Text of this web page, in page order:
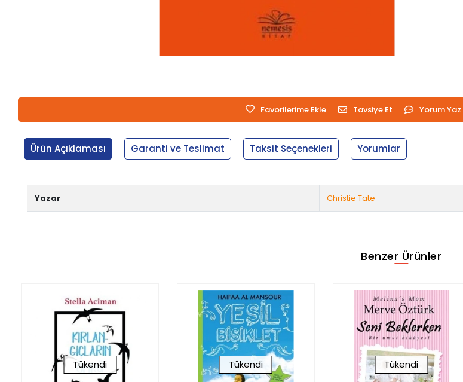
Favorilerime Ekle Tavsiye Et Yorum Yaz
Ürün Açıklaması Garanti ve Teslimat Taksit Seçenekleri Yorumlar
Yazar Christie Tate
Benzer Ürünler
Tükendi Tükendi Tükendi